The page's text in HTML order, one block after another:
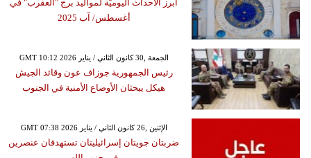
أبرز الأحداث اليوميّة لمواليد برج "العقرب" في
أغسطس/ آب 2025
GMT 10:12 2026 الجمعة ,30 كانون الثاني / يناير
رئيس الجمهورية جوزاف عون وقائد الجيش
هيكل يبحثان الأوضاع الأمنية في الجنوب
GMT 07:38 2026 الإثنين ,26 كانون الثاني / يناير
ضربتان جويتان إسرائيليتان تستهدفان عنصرين